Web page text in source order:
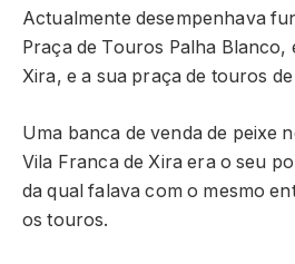
Actualmente desempenhava
Praça de Touros Palha Blanco,
Xira, e a sua praça de touros
Uma banca de venda de peixe
Vila Franca de Xira era o seu
da qual falava com o mesmo
os touros.